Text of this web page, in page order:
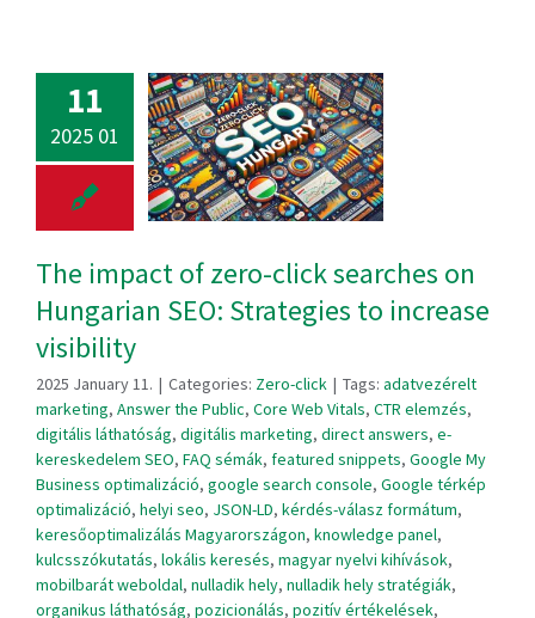
11
2025 01
The impact of zero-click searches on
Hungarian SEO: Strategies to increase
visibility
2025 January 11. | Categories: Zero-click | Tags: adatvezérelt
marketing, Answer the Public, Core Web Vitals, CTR elemzés,
digitális láthatóság, digitális marketing, direct answers, e-
kereskedelem SEO, FAQ sémák, featured snippets, Google My
Business optimalizáció, google search console, Google térkép
optimalizáció, helyi seo, JSON-LD, kérdés-válasz formátum,
keresőoptimalizálás Magyarországon, knowledge panel,
kulcsszókutatás, lokális keresés, magyar nyelvi kihívások,
mobilbarát weboldal, nulladik hely, nulladik hely stratégiák,
organikus láthatóság, pozicionálás, pozitív értékelések,